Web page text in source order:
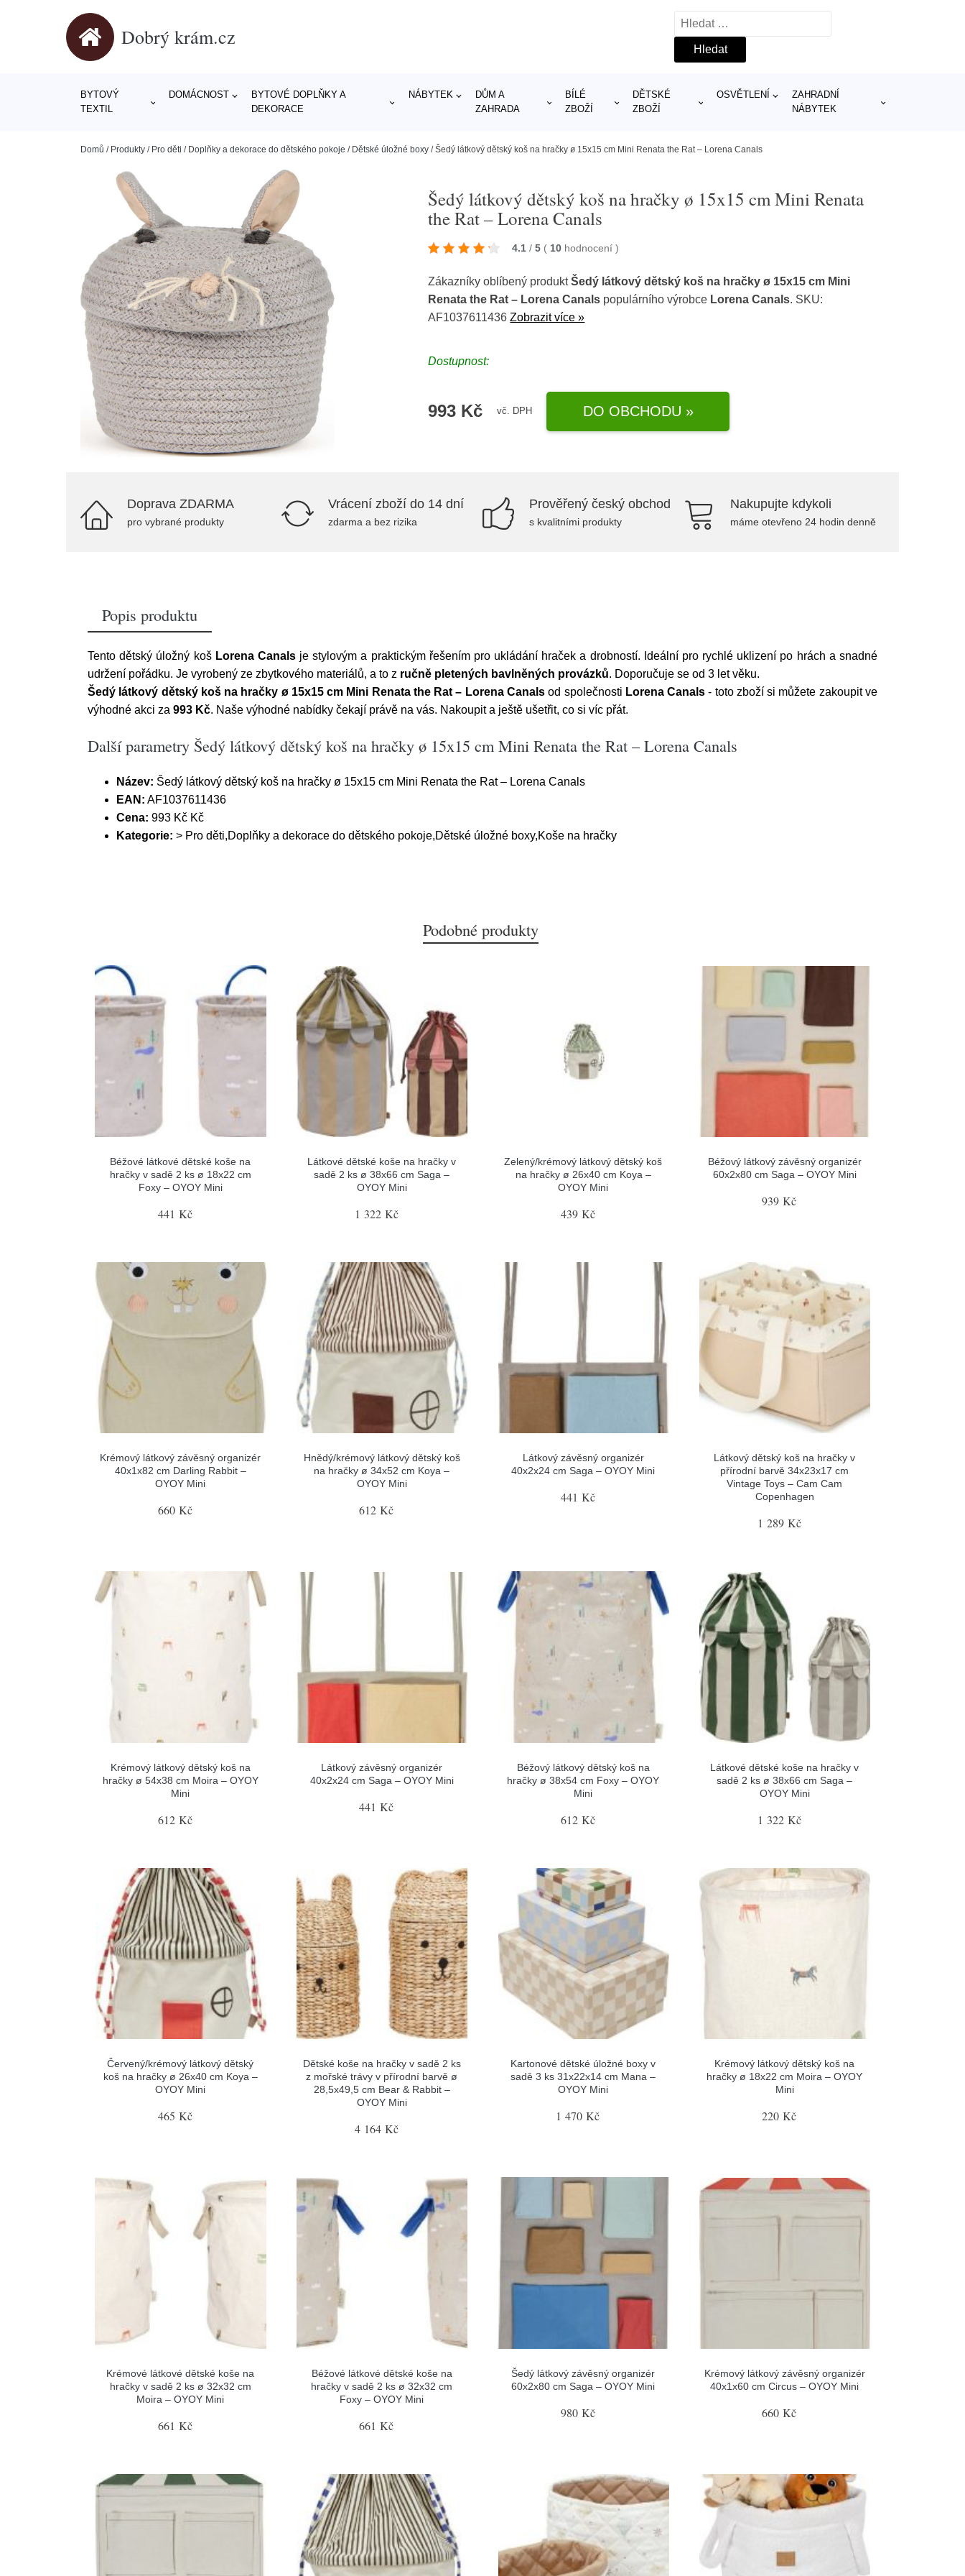
Dobrý krám.cz
Vyhledávání
BYTOVÝ
TEXTIL
DOMÁCNOST
BYTOVÉ DOPLŇKY A
DEKORACE
NÁBYTEK
DŮM A
ZAHRADA
BÍLÉ
ZBOŽÍ
DĚTSKÉ
ZBOŽÍ
OSVĚTLENÍ
ZAHRADNÍ
NÁBYTEK
Domů / Produkty / Pro děti / Doplňky a dekorace do dětského pokoje / Dětské úložné boxy /Šedý látkový dětský koš na hračky ø 15x15 cm Mini Renata the Rat – Lorena Canals
Šedý látkový dětský koš na hračky ø 15x15 cm Mini Renata
the Rat – Lorena Canals
4.1 / 5 ( 10 hodnocení)
Zákazníky oblíbený produktŠedý látkový dětský koš na hračky ø 15x15 cm Mini
Renata the Rat – Lorena Canals populárního výrobce Lorena Canals. SKU:
AF1037611436Zobrazit více »
Dostupnost:
993 Kč vč. DPH DO OBCHODU »
Doprava ZDARMA
pro vybrané produkty
Vrácení zboží do 14 dní
zdarma a bez rizika
Prověřený český obchod
s kvalitními produkty
Nakupujte kdykoli
máme otevřeno 24 hodin denně
Popis produktu
Tento dětský úložný koš Lorena Canalsje stylovým a praktickým řešením pro ukládání hraček a drobností. Ideální pro rychlé uklizení po hrách a snadné
udržení pořádku. Je vyrobený ze zbytkového materiálů, a to z ručně pletených bavlněných provázků. Doporučuje se od 3 let věku.
Šedý látkový dětský koš na hračky ø 15x15 cm Mini Renata the Rat – Lorena Canals od společnosti Lorena Canals - toto zboží si můžete zakoupit ve
výhodné akci za 993 Kč. Naše výhodné nabídky čekají právě na vás. Nakoupit a ještě ušetřit, co si víc přát.
Další parametry Šedý látkový dětský koš na hračky ø 15x15 cm Mini Renata the Rat – Lorena Canals
Název: Šedý látkový dětský koš na hračky ø 15x15 cm Mini Renata the Rat – Lorena Canals
EAN: AF1037611436
Cena: 993 Kč Kč
Kategorie: > Pro děti,Doplňky a dekorace do dětského pokoje,Dětské úložné boxy,Koše na hračky
Podobné produkty
Béžové látkové dětské koše na
hračky v sadě 2 ks ø 18x22 cm
Foxy – OYOY Mini
441 Kč
Látkové dětské koše na hračky v
sadě 2 ks ø 38x66 cm Saga –
OYOY Mini
1 322 Kč
Zelený/krémový látkový dětský koš
na hračky ø 26x40 cm Koya –
OYOY Mini
439 Kč
Béžový látkový závěsný organizér
60x2x80 cm Saga – OYOY Mini
939 Kč
Krémový látkový závěsný organizér
40x1x82 cm Darling Rabbit –
OYOY Mini
660 Kč
Hnědý/krémový látkový dětský koš
na hračky ø 34x52 cm Koya –
OYOY Mini
612 Kč
Látkový závěsný organizér
40x2x24 cm Saga – OYOY Mini
441 Kč
Látkový dětský koš na hračky v
přírodní barvě 34x23x17 cm
Vintage Toys – Cam Cam
Copenhagen
1 289 Kč
Krémový látkový dětský koš na
hračky ø 54x38 cm Moira – OYOY
Mini
612 Kč
Látkový závěsný organizér
40x2x24 cm Saga – OYOY Mini
441 Kč
Béžový látkový dětský koš na
hračky ø 38x54 cm Foxy – OYOY
Mini
612 Kč
Látkové dětské koše na hračky v
sadě 2 ks ø 38x66 cm Saga –
OYOY Mini
1 322 Kč
Červený/krémový látkový dětský
koš na hračky ø 26x40 cm Koya –
OYOY Mini
465 Kč
Dětské koše na hračky v sadě 2 ks
z mořské trávy v přírodní barvě ø
28,5x49,5 cm Bear & Rabbit –
OYOY Mini
4 164 Kč
Kartonové dětské úložné boxy v
sadě 3 ks 31x22x14 cm Mana –
OYOY Mini
1 470 Kč
Krémový látkový dětský koš na
hračky ø 18x22 cm Moira – OYOY
Mini
220 Kč
Krémové látkové dětské koše na
hračky v sadě 2 ks ø 32x32 cm
Moira – OYOY Mini
661 Kč
Béžové látkové dětské koše na
hračky v sadě 2 ks ø 32x32 cm
Foxy – OYOY Mini
661 Kč
Šedý látkový závěsný organizér
60x2x80 cm Saga – OYOY Mini
980 Kč
Krémový látkový závěsný organizér
40x1x60 cm Circus – OYOY Mini
660 Kč